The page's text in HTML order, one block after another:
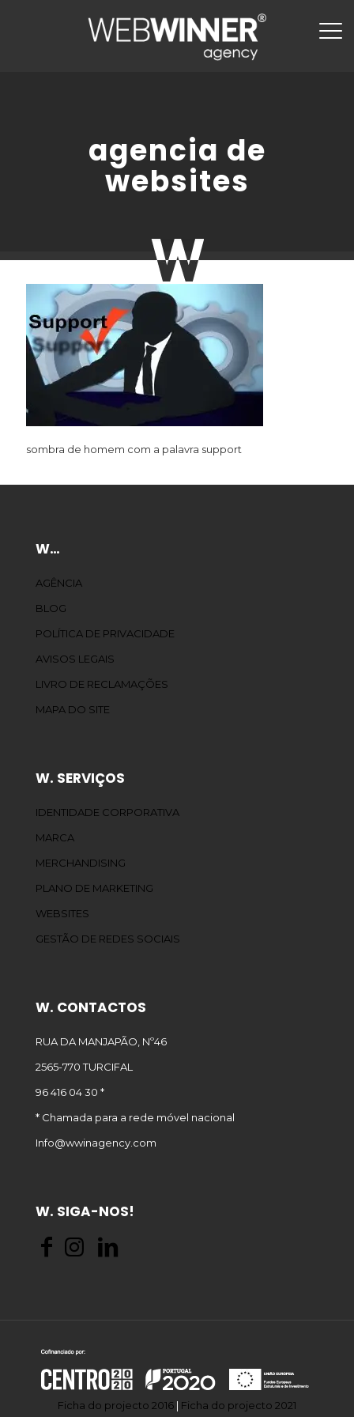
agencia de
websites
sombra de homem com a palavra support
W…
AGÊNCIA
BLOG
POLÍTICA DE PRIVACIDADE
AVISOS LEGAIS
LIVRO DE RECLAMAÇÕES
MAPA DO SITE
W. SERVIÇOS
IDENTIDADE CORPORATIVA
MARCA
MERCHANDISING
PLANO DE MARKETING
WEBSITES
GESTÃO DE REDES SOCIAIS
W. CONTACTOS
RUA DA MANJAPÃO, Nº46
2565-770 TURCIFAL
96 416 04 30 *
* Chamada para a rede móvel nacional
Info@wwinagency.com
W. SIGA-NOS!
Ficha do projecto 2016 | Ficha do projecto 2021